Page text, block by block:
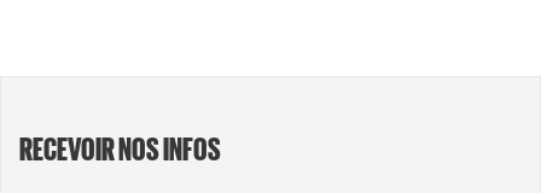
RECEVOIR NOS INFOS